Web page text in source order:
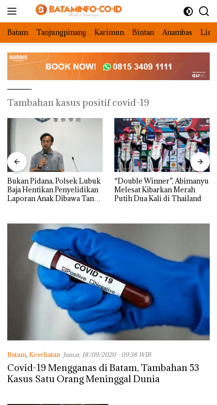
Batam Tanjungpinang Karimun Bintan Anambas
Tambahan kasus positif covid-19
Bukan Pidana, Polsek Lubuk
Baja Hentikan Penyelidikan
Laporan Anak Dibawa Tanpa
“Double Winner”, Abimanyu
Melesat Kibarkan Merah
Putih Dua Kali di Thailand
Batam, Kesehatan Jumat, 18/09/2020 - 09:38 WIB
Covid-19 Mengganas di Batam, Tambahan 53
Kasus Satu Orang Meninggal Dunia